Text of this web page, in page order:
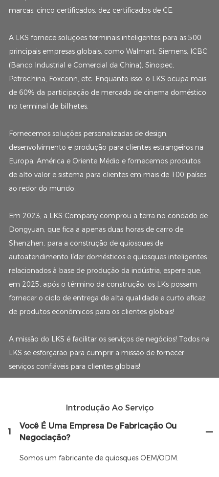
marcas, cinco certificados, dez certificados de CE.
A LKS fornece soluções terminais inteligentes para as 500
principais empresas globais, como Walmart, Siemens, ICBC
(Banco Industrial e Comercial da China), Sinopec,
Petrochina, Foxconn, etc. Enquanto isso, o LKS ocupa mais
de 60% da participação de mercado de cinema doméstico
no terminal de bilhetes.
Fornecemos soluções personalizadas de design,
desenvolvimento e produção para clientes estrangeiros na
Europa, América e Oriente Médio e fornecemos produtos
de alto valor e sistema para clientes em mais de 100 países
ao redor do mundo.
Em 2023, a LKS Company comprou a terra no condado de
Dongyuan, que fica a apenas duas horas de carro de
Shenzhen, para a construção de quiosques de
autoatendimento líder domésticos e quiosques inteligentes
relacionados à base de produção da indústria, espere que,
em 2025, após o término da construção, os LKs possam
fornecer o ciclo de entrega de alta qualidade e curto eficaz
de produtos econômicos para os clientes globais!
A missão do LKS é facilitar os serviços de negócios! Todos na
LKS se esforçarão para cumprir a missão de fornecer
serviços confiáveis ​​para clientes globais!
Introdução Ao Serviço
1
Você É Uma Empresa De Fabricação Ou
Negociação?
Somos um fabricante de quiosques OEM/ODM.